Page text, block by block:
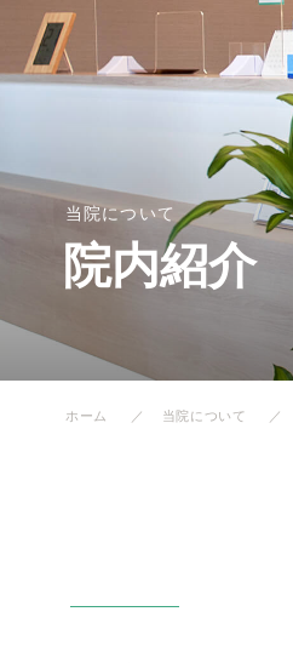
当院の特徴
アレルギー性鼻炎
（アレルギー科）
首のはれ･しこり
（頭頸部外科）
当院について
院内紹介
ホーム 当院について